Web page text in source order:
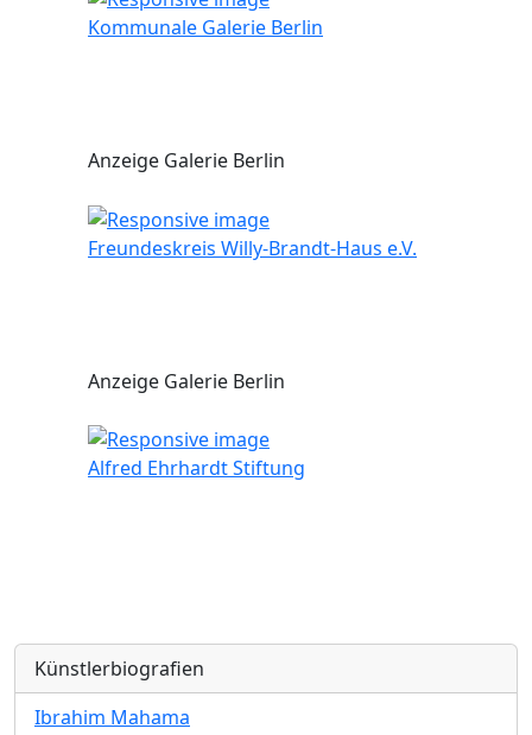
Kommunale Galerie Berlin
Anzeige Galerie Berlin
Freundeskreis Willy-Brandt-Haus e.V.
Anzeige Galerie Berlin
Alfred Ehrhardt Stiftung
Künstlerbiografien
Ibrahim Mahama